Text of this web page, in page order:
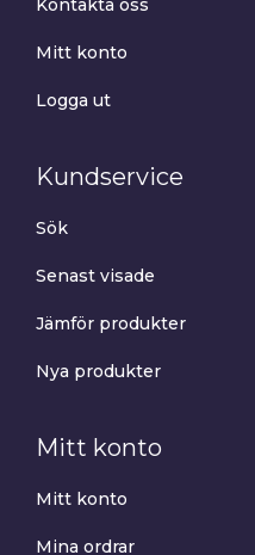
Kontakta oss
Mitt konto
Logga ut
Kundservice
Sök
Senast visade
Jämför produkter
Nya produkter
Mitt konto
Mitt konto
Mina ordrar